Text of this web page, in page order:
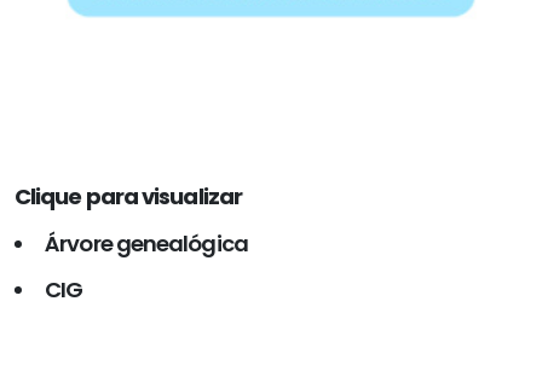
Clique para visualizar
Árvore genealógica
CIG